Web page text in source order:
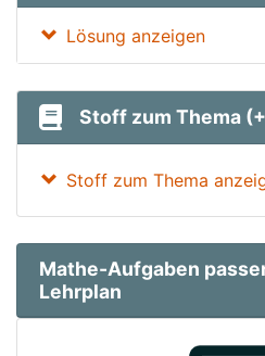
Lösung anzeigen
Stoff zum Thema
Stoff zum Thema
Mathe-Aufgaben
Lehrplan